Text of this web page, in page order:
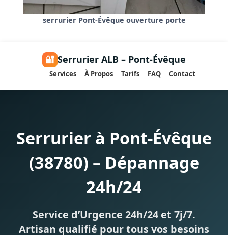
serrurier Pont-Évêque ouverture porte
🔐 Serrurier ALB – Pont-Évêque
Services À Propos Tarifs FAQ Contact
Serrurier à Pont-Évêque
(38780) – Dépannage
24h/24
Service d’Urgence 24h/24 et 7j/7.
Artisan qualifié pour tous vos besoins